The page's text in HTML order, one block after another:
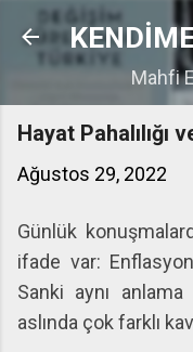
Mahfi
Hayat Pahalılığı
Ağustos 29, 2022
Günlük
ifade var:
Sanki aynı
aslında çok farklı